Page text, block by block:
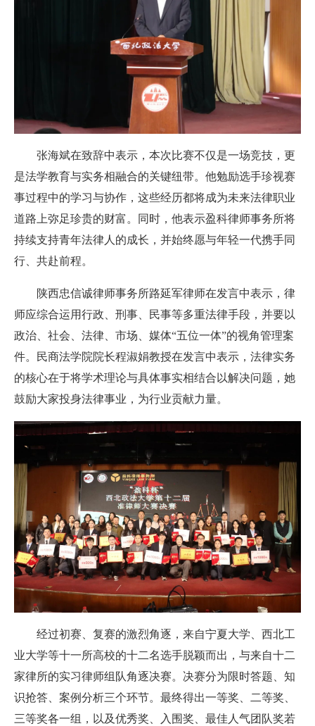
张海斌在致辞中表示，本次比赛不仅是一场竞技，更
是法学教育与实务相融合的关键纽带。他勉励选手珍视赛
事过程中的学习与协作，这些经历都将成为未来法律职业
道路上弥足珍贵的财富。同时，他表示盈科律师事务所将
持续支持青年法律人的成长，并始终愿与年轻一代携手同
行、共赴前程。
陕西忠信诚律师事务所路延军律师在发言中表示，律
师应综合运用行政、刑事、民事等多重法律手段，并要以
政治、社会、法律、市场、媒体“五位一体”的视角管理案
件。民商法学院院长程淑娟教授在发言中表示，法律实务
的核心在于将学术理论与具体事实相结合以解决问题，她
鼓励大家投身法律事业，为行业贡献力量。
经过初赛、复赛的激烈角逐，来自宁夏大学、西北工
业大学等十一所高校的十二名选手脱颖而出，与来自十二
家律所的实习律师组队角逐决赛。决赛分为限时答题、知
识抢答、案例分析三个环节。最终得出一等奖、二等奖、
三等奖各一组，以及优秀奖、入围奖、最佳人气团队奖若